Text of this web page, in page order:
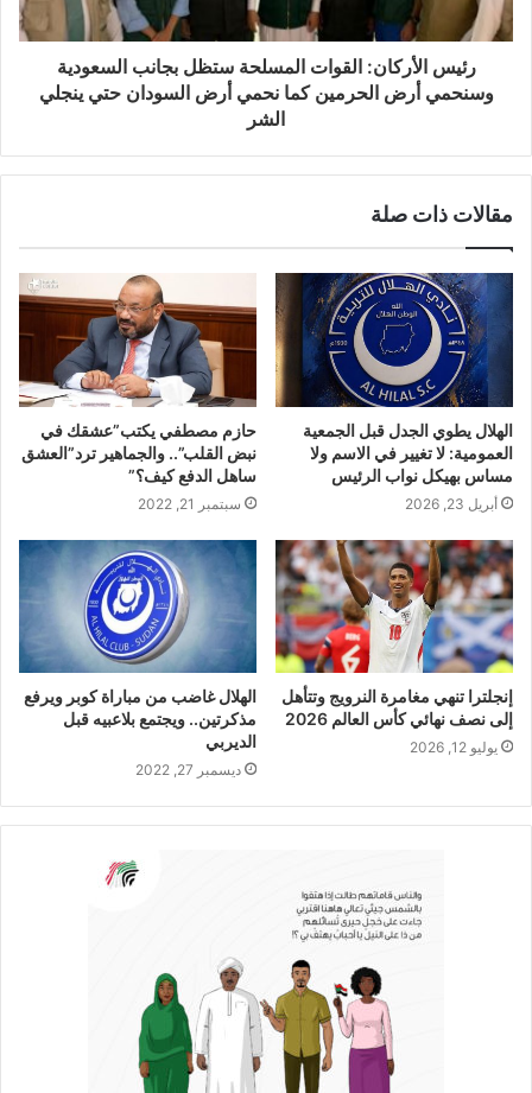
رئيس الأركان: القوات المسلحة ستظل بجانب السعودية
وسنحمي أرض الحرمين كما نحمي أرض السودان حتي ينجلي
الشر
مقالات ذات صلة
الهلال يطوي الجدل قبل الجمعية
العمومية: لا تغيير في الاسم ولا
مساس بهيكل نواب الرئيس
أبريل 23, 2026
حازم مصطفي يكتب”عشقك في
نبض القلب”.. والجماهير ترد”العشق
ساهل الدفع كيف؟”
سبتمبر 21, 2022
إنجلترا تنهي مغامرة النرويج وتتأهل
إلى نصف نهائي كأس العالم 2026
يوليو 12, 2026
الهلال غاضب من مباراة كوبر ويرفع
مذكرتين.. ويجتمع بلاعبيه قبل
الديربي
ديسمبر 27, 2022